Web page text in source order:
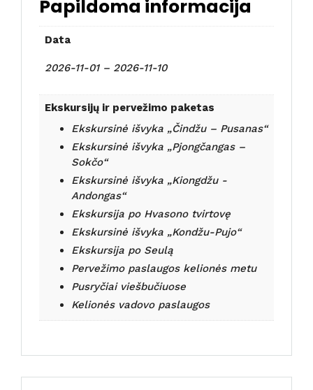
Papildoma informacija
Data
2026-11-01 – 2026-11-10
Ekskursijų ir pervežimo paketas
Ekskursinė išvyka „Čindžu – Pusanas“
Ekskursinė išvyka „Pjongčangas –
Sokčo“
Ekskursinė išvyka „Kiongdžu -
Andongas“
Ekskursija po Hvasono tvirtovę
Ekskursinė išvyka „Kondžu-Pujo“
Ekskursija po Seulą
Pervežimo paslaugos kelionės metu
Pusryčiai viešbučiuose
Kelionės vadovo paslaugos